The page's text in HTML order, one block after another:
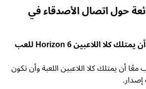
حول اتصال الأصدقاء في
س1: هل يجب أن يمتلك كلا اللاعبين Horizon 6 للعب
أن يمتلك كلا اللاعبين اللعبة وأن تكون